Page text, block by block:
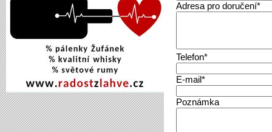
Adresa pro doručení*
Telefon*
E-mail*
Poznámka